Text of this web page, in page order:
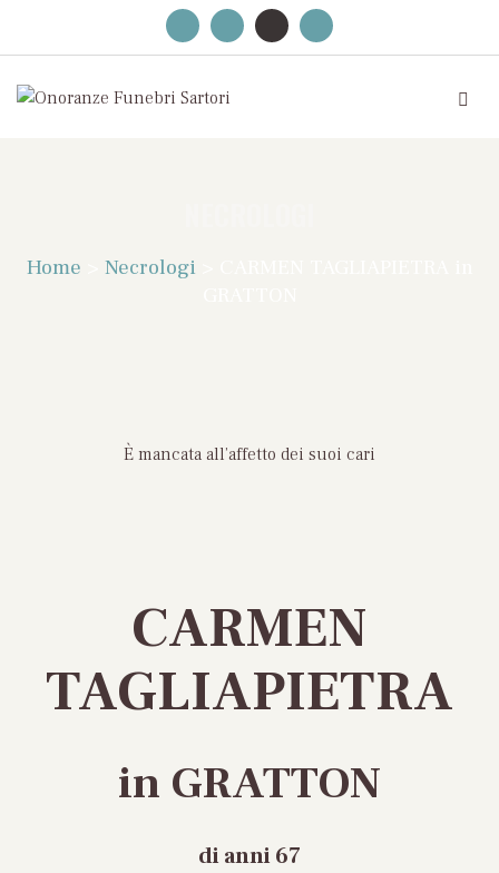
Home Necrologi>
È mancata all’affetto dei suoi cari
CARMEN
TAGLIAPIETRA
in GRATTON
di anni 67